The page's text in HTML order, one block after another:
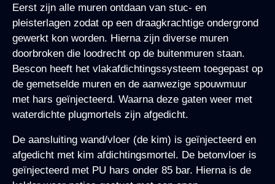
Eerst zijn alle muren ontdaan van stuc- en
pleisterlagen zodat op een draagkrachtige ondergrond
gewerkt kon worden. Hierna zijn diverse muren
doorbroken die loodrecht op de buitenmuren staan.
Bescon heeft het vlakafdichtingssysteem toegepast op
de gemetselde muren en de aanwezige spouwmuur
met hars geïnjecteerd. Waarna deze gaten weer met
waterdichte plugmortels zijn afgedicht.
De aansluiting wand/vloer (de kim) is geïnjecteerd en
afgedicht met kim afdichtingsmortel. De betonvloer is
geïnjecteerd met PU hars onder 85 bar. Hierna is de